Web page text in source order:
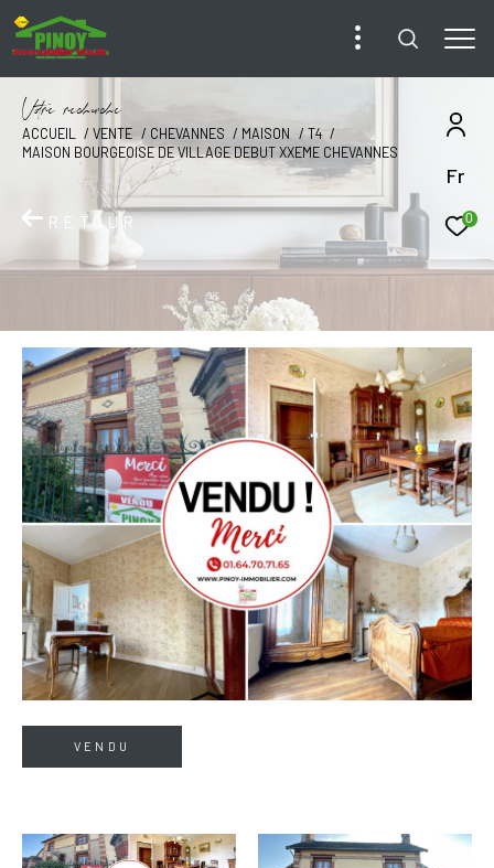
Fr
0
Vore recece
ACCUEIL VENTE CHEVANNES MAISON
T4
MAISON BOURGEOISE DE VILLAGE DEBUT XXEME CHEVANNES
RETOUR
VENDU